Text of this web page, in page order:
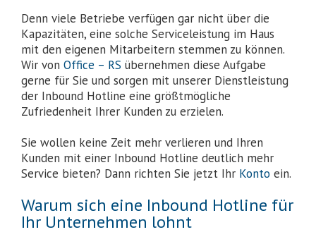
Denn viele Betriebe verfügen gar nicht über die
Kapazitäten, eine solche Serviceleistung im Haus
mit den eigenen Mitarbeitern stemmen zu können.
Wir von Office – RS übernehmen diese Aufgabe
gerne für Sie und sorgen mit unserer Dienstleistung
der Inbound Hotline eine größtmögliche
Zufriedenheit Ihrer Kunden zu erzielen.
Sie wollen keine Zeit mehr verlieren und Ihren
Kunden mit einer Inbound Hotline deutlich mehr
Service bieten? Dann richten Sie jetzt Ihr Konto ein.
Warum sich eine Inbound Hotline für
Ihr Unternehmen lohnt